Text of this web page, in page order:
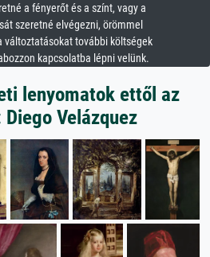
a fényerőt és a színt, vagy a
szeretné elvégezni, örömmel
változtatásokat további költségek
kapcsolatba lépni velünk.
lenyomatok ettől az
Velázquez